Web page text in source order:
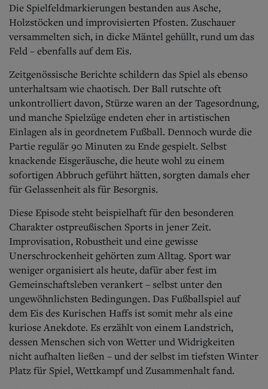
Die Spielfeldmarkierungen bestanden aus Asche,
Holzstöcken und improvisierten Pfosten. Zuschauer
versammelten sich, in dicke Mäntel gehüllt, rund um das
Feld – ebenfalls auf dem Eis.
Zeitgenössische Berichte schildern das Spiel als ebenso
unterhaltsam wie chaotisch. Der Ball rutschte oft
unkontrolliert davon, Stürze waren an der Tagesordnung,
und manche Spielzüge endeten eher in artistischen
Einlagen als in geordnetem Fußball. Dennoch wurde die
Partie regulär 90 Minuten zu Ende gespielt. Selbst
knackende Eisgeräusche, die heute wohl zu einem
sofortigen Abbruch geführt hätten, sorgten damals eher
für Gelassenheit als für Besorgnis.
Diese Episode steht beispielhaft für den besonderen
Charakter ostpreußischen Sports in jener Zeit.
Improvisation, Robustheit und eine gewisse
Unerschrockenheit gehörten zum Alltag. Sport war
weniger organisiert als heute, dafür aber fest im
Gemeinschaftsleben verankert – selbst unter den
ungewöhnlichsten Bedingungen. Das Fußballspiel auf
dem Eis des Kurischen Haffs ist somit mehr als eine
kuriose Anekdote. Es erzählt von einem Landstrich,
dessen Menschen sich von Wetter und Widrigkeiten
nicht aufhalten ließen – und der selbst im tiefsten Winter
Platz für Spiel, Wettkampf und Zusammenhalt fand.